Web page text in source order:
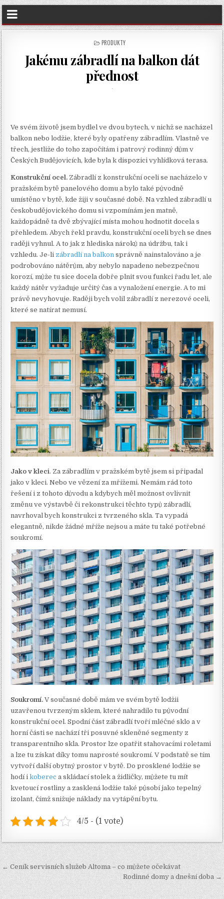
POSTED
PRODUKTY
Jakému zábradlí na balkon dát
přednost
Ve svém životě jsem bydlel ve dvou bytech, v nichž se nacházel
balkon nebo lodžie,které byly opatřeny zábradlím. Vlastně ve
třech, jestliže do toho započítám i patrový rodinný důmv
Českých Budějovicích, kde byla k dispozici vyhlídková terasa.
Konstrukční ocel. Zábradlí z konstrukční oceli se nacházelo v
pražském bytě panelového domu a bylo také původně
umístěno v bytě, kde žiji v současné době. Na vzhled zábradlí u
českobudějovického domu si vzpomínám jen matně,
každopádně ta dvě zbývající místa mohou hodnotit docela s
přehledem. Abych řekl pravdu, konstrukční oceli bych se dnes
raději vyhnul. A to jak z hlediska nároků na údržbu, tak i
vzhledu. Je-li zábradlí na balkon správně nainstalováno a je
podrobováno nátěrům, aby nebylo napadeno nebezpečnou
korozí, může tu sice docela dobře plnit svou funkci řadu let, ale
každý nátěr vyžaduje určitý čas a vynaložení energie. A to mi
právě nevyhovuje. Raději bych volil zábradlí z nerezové oceli,
které se natírat nemusí.
Jako v kleci. Za zábradlím v pražském bytě jsem si připadal
jako v kleci. Nebo ve vězení za mřížemi. Nemám rád toto
řešení i z tohoto důvodu a kdybych měl možnost ovlivnit
změnu ve výstavbě či rekonstrukci těchto typů zábradlí,
navrhoval bych konstrukci z tvrzeného skla. Ta vypadá
elegantně, nikde žádné mříže nejsou a máte tu také potřebné
soukromí.
Soukromí.V současné době mám ve svém bytě lodžii
uzavřenou tvrzeným sklem, které nahradilo tu původní
konstrukční ocel. Spodní část zábradlí tvoří mléčné sklo a v
horní části se nachází tři posuvné skleněné segmenty z
transparentního skla. Prostor lze opatřit stahovacími roletami
a lze tu získat díky tomu naprosté soukromí. V podstatě se tím
vytvoří další obytný prostor v bytě. Do prosklené lodžie se
hodí i koberec a skládací stolek a židličky, můžete tu mít
kvetoucí rostliny a zasklená lodžie také působí jako tepelný
izolant, čímž snižuje náklady na vytápění bytu.
4/5 - (1 vote)
Navigace
pro
← Ceník servisních služeb Altoma – co můžete očekávat
Rodinné domy a dnešní doba →